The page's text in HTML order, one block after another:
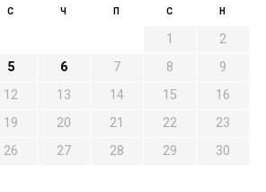
С Ч П С Н
1
2
5 6 7 8
9
12 13 14 15
16
19 20 21 22
23
26 27 28 29
30